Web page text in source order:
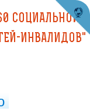
СОЦИАЛЬНОЙ
ИНВАЛИДОВ"